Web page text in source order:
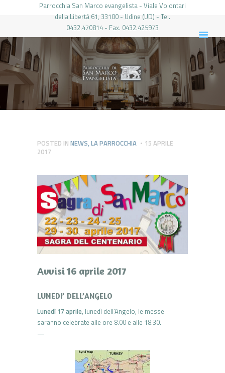
Parrocchia San Marco evangelista - Viale Volontari
della Libertá 61, 33100 - Udine (UD) - Tel.
0432.470814 - Fax. 0432.425973
PARROCCHIA DI SAN MARCO UDINE
HOME
LA PARROCCHIA
IL PARROCO
LE ATTIVITÀ
PIERABECH
FOTO E VIDEO
CONTATTI
LOGIN
POSTED IN NEWS,LA PARROCCHIA
15 APRILE
2017
Avvisi 16 aprile 2017
LUNEDI’ DELL’ANGELO
Lunedì 17 aprile, lunedì dell’Angelo, le messe
saranno celebrate alle ore 8.00 e alle 18.30.
—